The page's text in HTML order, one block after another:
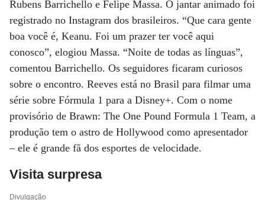
Rubens Barrichello e Felipe Massa. O jantar animado foi
registrado no Instagram dos brasileiros. “Que cara gente
boa você é, Keanu. Foi um prazer ter você aqui
conosco”, elogiou Massa. “Noite de todas as línguas”,
comentou Barrichello. Os seguidores ficaram curiosos
sobre o encontro. Reeves está no Brasil para filmar uma
série sobre Fórmula 1 para a Disney+. Com o nome
provisório de Brawn: The One Pound Formula 1 Team, a
produção tem o astro de Hollywood como apresentador
– ele é grande fã dos esportes de velocidade.
Visita surpresa
Divulgação